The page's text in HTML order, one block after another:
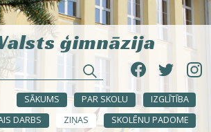
ģimnāzija
SĀKUMS PAR SKOLU
IZGLĪTĪBA
DARBS
ZIŅAS
SKOLĒNU PADOME